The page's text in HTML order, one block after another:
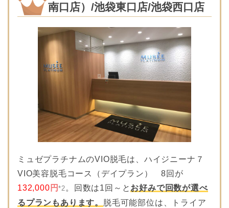
南口店）/池袋東口店/池袋西口店
ミュゼプラチナムのVIO脱毛は、ハイジニーナ７
VIO美容脱毛コース（デイプラン） 8回が
132,000 円*2 。回数は1回～と お好みで回数が選べ
るプランもあります。
脱毛可能部位は、トライア